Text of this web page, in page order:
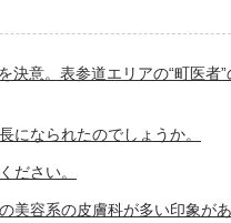
決意。表参道エリアの“町医者”
なられたのでしょうか。
ださい。
美容系の皮膚科が多い印象が